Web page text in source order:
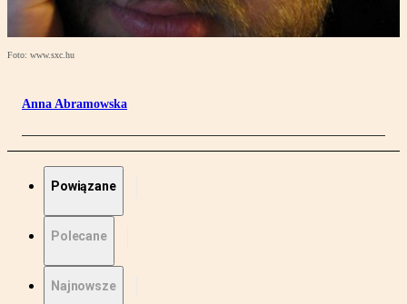
Foto: www.sxc.hu
Anna Abramowska
Powiązane
Polecane
Najnowsze